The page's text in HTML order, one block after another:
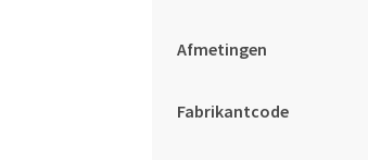
Afmetingen
Fabrikantcode